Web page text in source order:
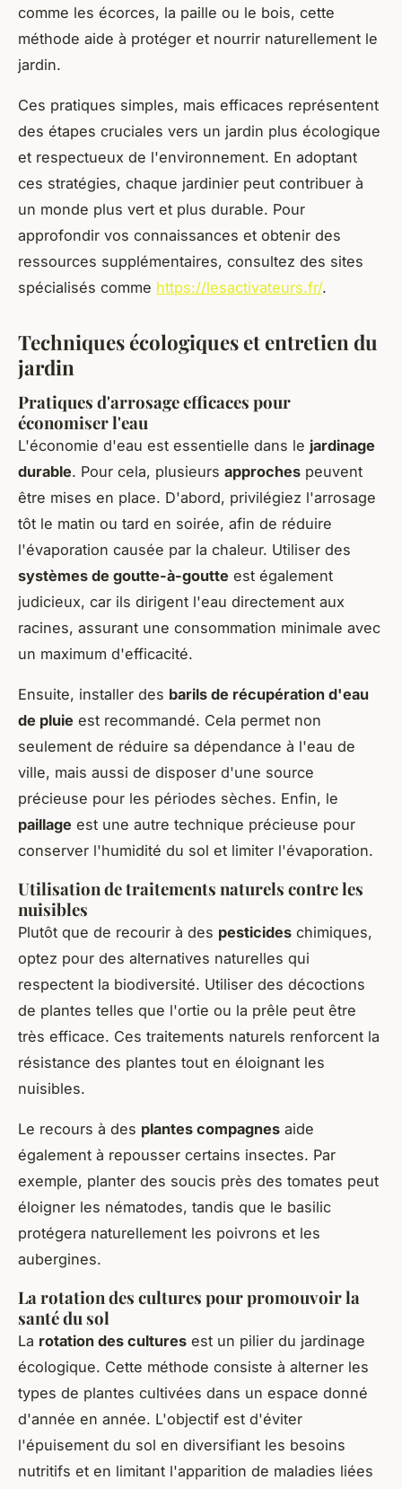
comme les écorces, la paille ou le bois, cette
méthode aide à protéger et nourrir naturellement le
jardin.
Ces pratiques simples, mais efficaces représentent
des étapes cruciales vers un jardin plus écologique
et respectueux de l'environnement. En adoptant
ces stratégies, chaque jardinier peut contribuer à
un monde plus vert et plus durable. Pour
approfondir vos connaissances et obtenir des
ressources supplémentaires, consultez des sites
spécialisés comme https://lesactivateurs.fr/.
Techniques écologiques et entretien du
jardin
Pratiques d'arrosage efficaces pour
économiser l'eau
L'économie d'eau est essentielle dans le jardinage
durable. Pour cela, plusieurs approches peuvent
être mises en place. D'abord, privilégiez l'arrosage
tôt le matin ou tard en soirée, afin de réduire
l'évaporation causée par la chaleur. Utiliser des
systèmes de goutte-à-goutte est également
judicieux, car ils dirigent l'eau directement aux
racines, assurant une consommation minimale avec
un maximum d'efficacité.
Ensuite, installer des barils de récupération d'eau
de pluie est recommandé. Cela permet non
seulement de réduire sa dépendance à l'eau de
ville, mais aussi de disposer d'une source
précieuse pour les périodes sèches. Enfin, le
paillage est une autre technique précieuse pour
conserver l'humidité du sol et limiter l'évaporation.
Utilisation de traitements naturels contre les
nuisibles
Plutôt que de recourir à des pesticides chimiques,
optez pour des alternatives naturelles qui
respectent la biodiversité. Utiliser des décoctions
de plantes telles que l'ortie ou la prêle peut être
très efficace. Ces traitements naturels renforcent la
résistance des plantes tout en éloignant les
nuisibles.
Le recours à des plantes compagnes aide
également à repousser certains insectes. Par
exemple, planter des soucis près des tomates peut
éloigner les nématodes, tandis que le basilic
protégera naturellement les poivrons et les
aubergines.
La rotation des cultures pour promouvoir la
santé du sol
La rotation des cultures est un pilier du jardinage
écologique. Cette méthode consiste à alterner les
types de plantes cultivées dans un espace donné
d'année en année. L'objectif est d'éviter
l'épuisement du sol en diversifiant les besoins
nutritifs et en limitant l'apparition de maladies liées